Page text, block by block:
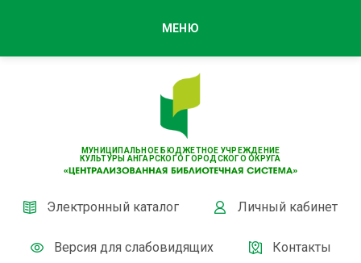
МУНИЦИПАЛЬНОЕ БЮДЖЕТНОЕ УЧРЕЖДЕНИЕ
КУЛЬТУРЫ АНГАРСКОГО ГОРОДСКОГО ОКРУГА
Электронный каталог Личный кабинет
Версия для слабовидящих Контакты
МЕНЮ